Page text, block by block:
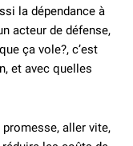
la dépendance à
acteur de défense,
ça vole?, c’est
et avec quelles
promesse, aller vite,